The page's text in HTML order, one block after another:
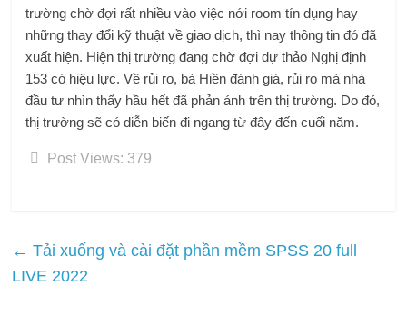
trường chờ đợi rất nhiều vào việc nới room tín dụng hay
những thay đổi kỹ thuật về giao dịch, thì nay thông tin đó đã
xuất hiện. Hiện thị trường đang chờ đợi dự thảo Nghị định
153 có hiệu lực. Về rủi ro, bà Hiền đánh giá, rủi ro mà nhà
đầu tư nhìn thấy hầu hết đã phản ánh trên thị trường. Do đó,
thị trường sẽ có diễn biến đi ngang từ đây đến cuối năm.
Post Views: 379
← Tải xuống và cài đặt phần mềm SPSS 20 full
LIVE 2022